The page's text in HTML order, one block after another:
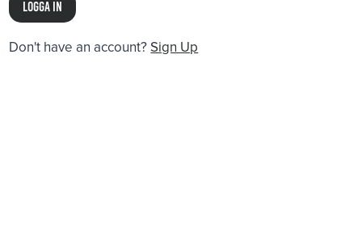
Don't have an account? Sign Up